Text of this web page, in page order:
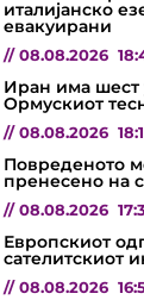
италијанско
евакуирани
// 08.08.2026
Иран има шест
Ормускиот
// 08.08.2026
Повреденото
пренесено на
// 08.08.2026
Европскиот
сателитскиот
// 08.08.2026